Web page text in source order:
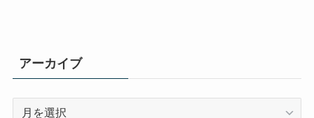
アーカイブ